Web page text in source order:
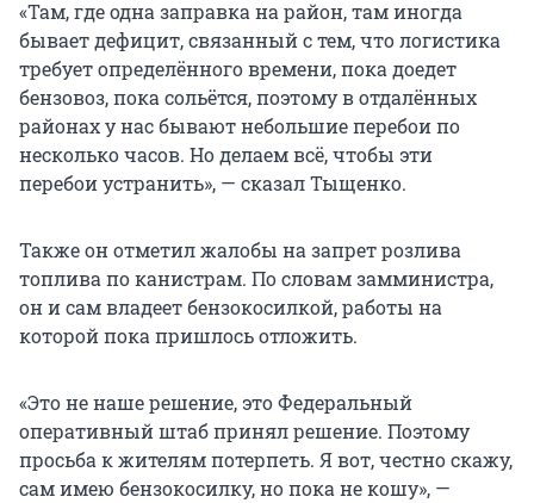
«Там, где одна заправка на район, там иногда
бывает дефицит, связанный с тем, что логистика
требует определённого времени, пока доедет
бензовоз, пока сольётся, поэтому в отдалённых
районах у нас бывают небольшие перебои по
несколько часов. Но делаем всё, чтобы эти
перебои устранить», — сказал Тыщенко.
Также он отметил жалобы на запрет розлива
топлива по канистрам. По словам замминистра,
он и сам владеет бензокосилкой, работы на
которой пока пришлось отложить.
«Это не наше решение, это Федеральный
оперативный штаб принял решение. Поэтому
просьба к жителям потерпеть. Я вот, честно скажу,
сам имею бензокосилку, но пока не кошу», —